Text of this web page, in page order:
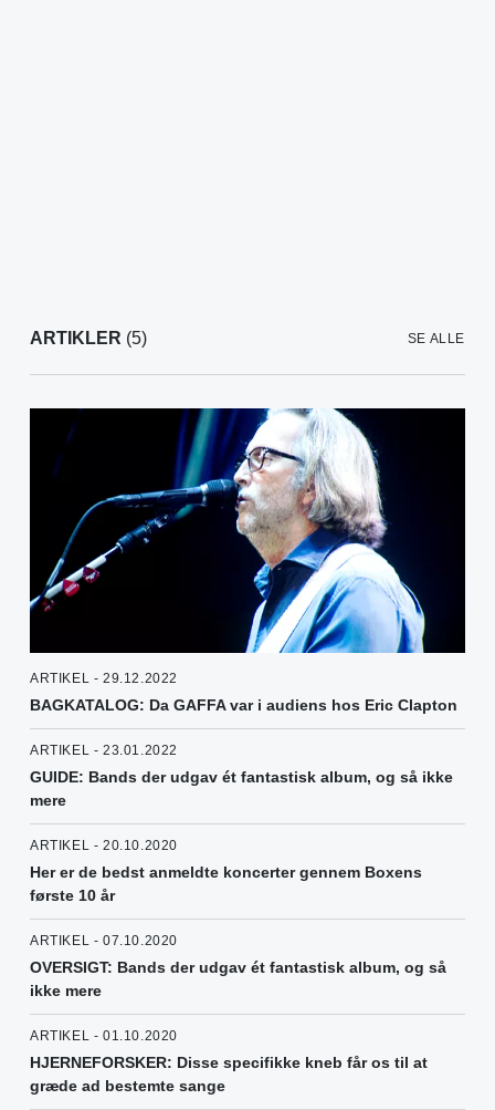
ARTIKLER (5) SE ALLE
ARTIKEL - 29.12.2022
BAGKATALOG: Da GAFFA var i audiens hos Eric Clapton
ARTIKEL - 23.01.2022
GUIDE: Bands der udgav ét fantastisk album, og så ikke
mere
ARTIKEL - 20.10.2020
Her er de bedst anmeldte koncerter gennem Boxens
første 10 år
ARTIKEL - 07.10.2020
OVERSIGT: Bands der udgav ét fantastisk album, og så
ikke mere
ARTIKEL - 01.10.2020
HJERNEFORSKER: Disse specifikke kneb får os til at
græde ad bestemte sange